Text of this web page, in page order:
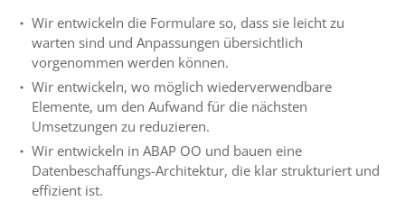
Wir entwickeln die Formulare so, dass sie leicht zu
warten sind und Anpassungen übersichtlich
vorgenommen werden können.
Wir entwickeln, wo möglich wiederverwendbare
Elemente, um den Aufwand für die nächsten
Umsetzungen zu reduzieren.
Wir entwickeln in ABAP OO und bauen eine
Datenbeschaffungs-Architektur, die klar strukturiert und
effizient ist.